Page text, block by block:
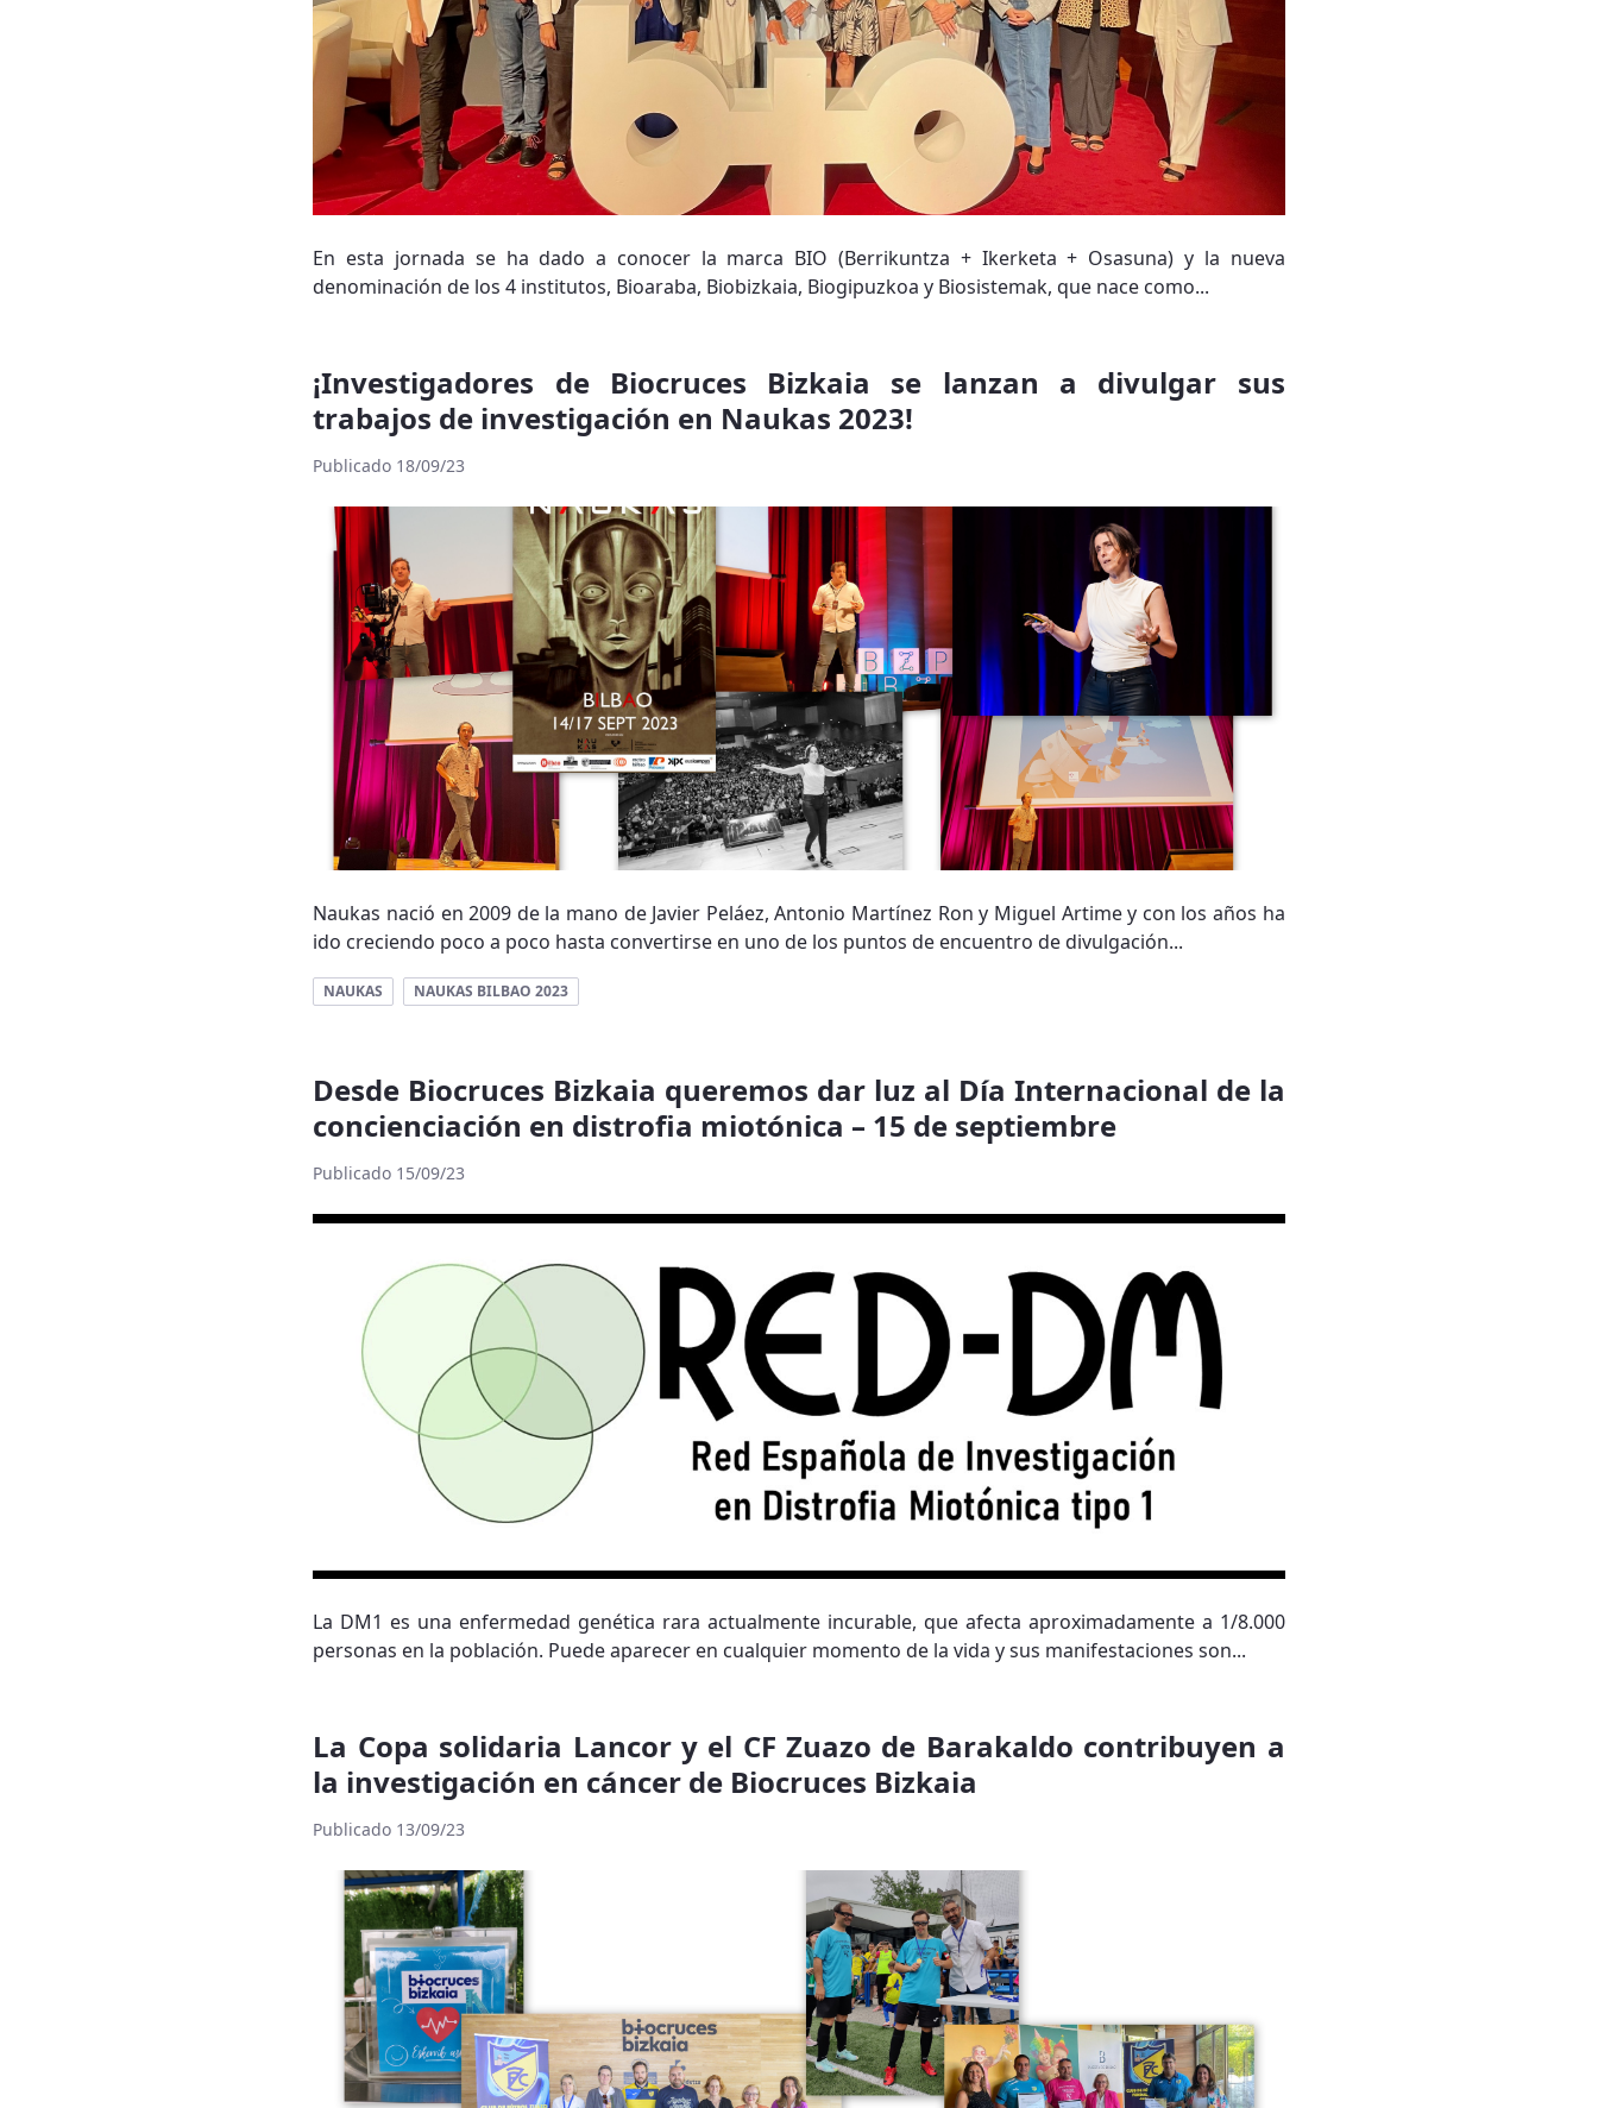
En esta jornada se ha dado a conocer la marca BIO (Berrikuntza + Ikerketa + Osasuna) y la nueva
denominación de los 4 institutos, Bioaraba, Biobizkaia, Biogipuzkoa y Biosistemak, que nace como...
¡Investigadores de Biocruces Bizkaia se lanzan a divulgar sus
trabajos de investigación en Naukas 2023!
Publicado 18/09/23
Naukas nació en 2009 de la mano de Javier Peláez, Antonio Martínez Ron y Miguel Artime y con los años ha
ido creciendo poco a poco hasta convertirse en uno de los puntos de encuentro de divulgación...
NAUKAS NAUKAS BILBAO 2023
Desde Biocruces Bizkaia queremos dar luz al Día Internacional de la
concienciación en distrofia miotónica – 15 de septiembre
Publicado 15/09/23
La DM1 es una enfermedad genética rara actualmente incurable, que afecta aproximadamente a 1/8.000
personas en la población. Puede aparecer en cualquier momento de la vida y sus manifestaciones son...
La Copa solidaria Lancor y el CF Zuazo de Barakaldo contribuyen a
la investigación en cáncer de Biocruces Bizkaia
Publicado 13/09/23